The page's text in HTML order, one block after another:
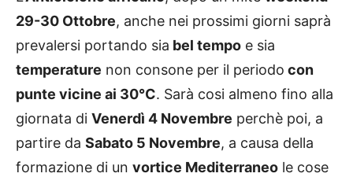
29-30 Ottobre, anche nei prossimi giorni saprà
prevalersi portando sia bel tempo e sia
temperature non consone per il periodo con
punte vicine ai 30°C. Sarà cosi almeno fino alla
giornata di Venerdì 4 Novembre perchè poi, a
partire da Sabato 5 Novembre, a causa della
formazione di un vortice Mediterraneo le cose